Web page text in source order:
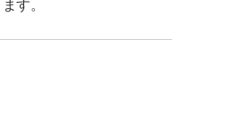
す。